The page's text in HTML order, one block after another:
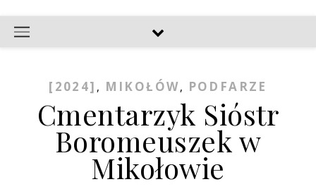
[2024] , MIKOŁÓW, PODFARZE
Cmentarzyk Sióstr
Boromeuszek w
Mikołowie